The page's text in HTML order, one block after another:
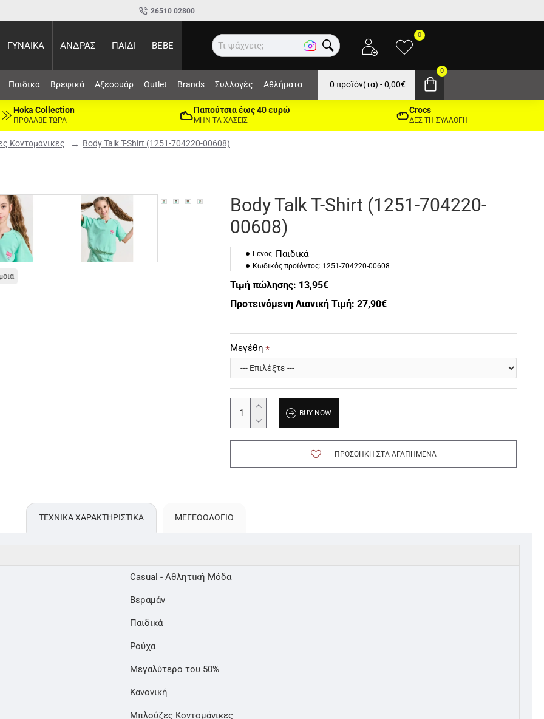
26510 02800
ΓΥΝΑΙΚΑ ΑΝΔΡΑΣ ΠΑΙΔΙ BEBE Ανα
0
Παιδικά Βρεφικά Αξεσουάρ Outlet Brands Συλλογές Αθλήματα 0 προϊόν(τα) - 0,00€
0
Κοντομάνικες Body Talk T-Shirt (1251-704220-00608)
Hoka Collection
ΠΡΟΛΑΒΕ ΤΩΡΑ
Παπούτσια έως 40 ευρώ
ΜΗΝ ΤΑ ΧΑΣΕΙΣ
Crocs
ΔΕΣ ΤΗ ΣΥΛΛΟΓΗ
Body Talk T-Shirt (1251-704220-
00608)
Γένος: Παιδικά
Κωδικός προϊόντος: 1251-704220-00608
Τιμή πώλησης: 13,95€
Προτεινόμενη Λιανική Τιμή: 27,90€
Μεγέθη
BUY NOW
ΠΡΟΣΘΉΚΗ ΣΤΑ ΑΓΑΠΗΜΈΝΑ
ΤΕΧΝΙΚΑ ΧΑΡΑΚΤΗΡΙΣΤΙΚΑ ΜΕΓΕΘΟΛΌΓΙΟ
Casual - Αθλητική Μόδα
Βεραμάν
Παιδικά
Ρούχα
Μεγαλύτερο του 50%
Κανονική
Μπλούζες Κοντομάνικες